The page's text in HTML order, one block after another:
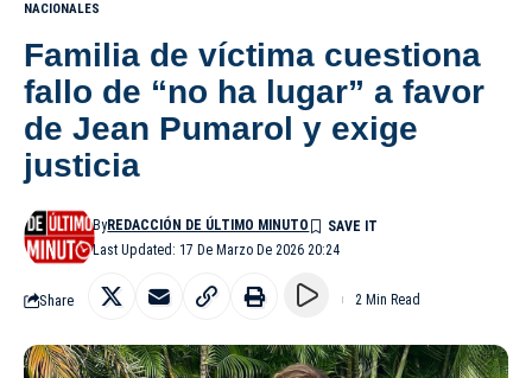
NACIONALES
Familia de víctima cuestiona
fallo de “no ha lugar” a favor
de Jean Pumarol y exige
justicia
Last Updated: 17 De Marzo De 2026 20:24
ByREDACCIÓN DE ÚLTIMO MINUTO
Share 2 Min Read